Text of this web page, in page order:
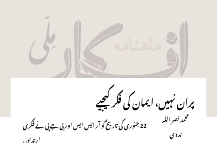
پران نہیں، ایمان کی فکر کیجیے
محمد نصر اللہ
ندوی
22 جنوری کی تاریخ کو آر ایس ایس اور بی جے پی نے فکری
ارتداد…